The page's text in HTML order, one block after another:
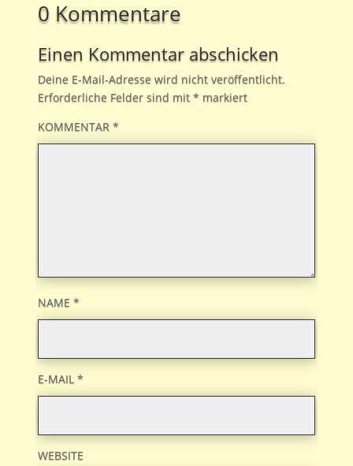
0 Kommentare
Einen Kommentar abschicken
Deine E-Mail-Adresse wird nicht veröffentlicht.
Erforderliche Felder sind mit * markiert
KOMMENTAR *
NAME *
E-MAIL *
WEBSITE